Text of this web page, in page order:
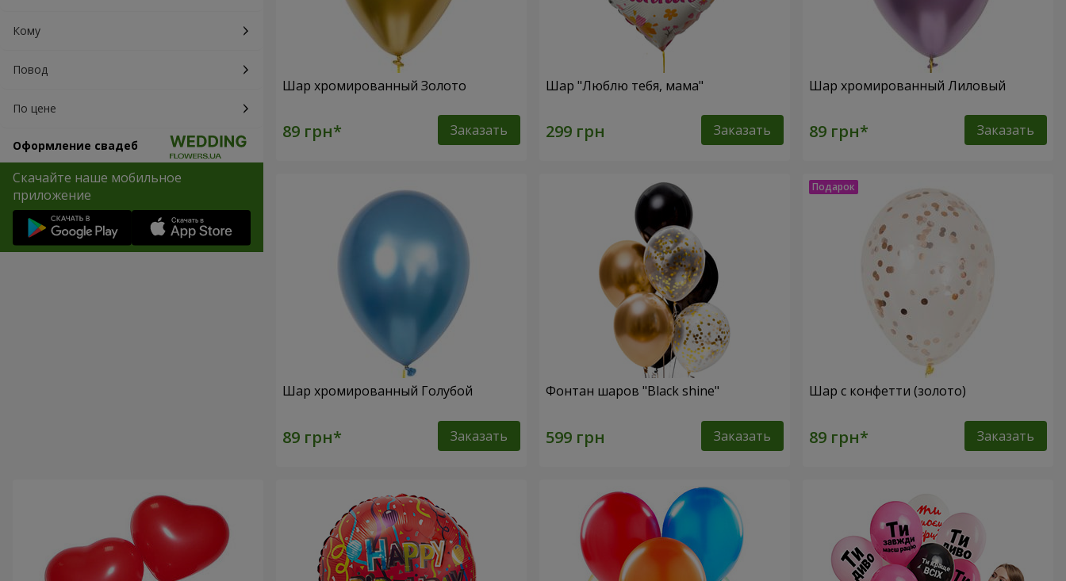
Кому
Повод
По цене
Оформление свадеб
Скачайте наше мобильное
приложение
Шар хромированный Золото
Заказать
Шар "Люблю тебя, мама"
Заказать
Шар хромированный Лиловый
Заказать
Шар хромированный Голубой
Заказать
Фонтан шаров "Black shine"
Заказать
Шар с конфетти (золото)
Заказать